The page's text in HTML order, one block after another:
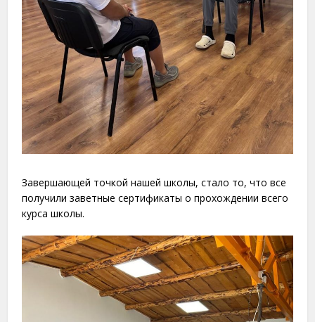
Завершающей точкой нашей школы, стало то, что все
получили заветные сертификаты о прохождении всего
курса школы.